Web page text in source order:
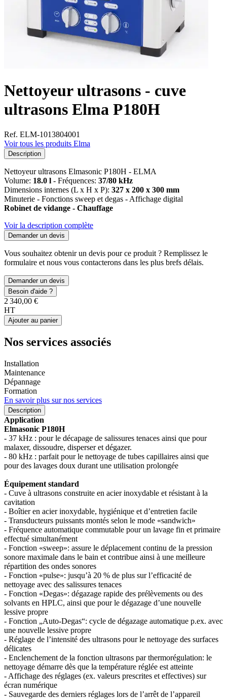
Nettoyeur ultrasons - cuve
ultrasons Elma P180H
Ref. ELM-1013804001
Voir tous les produits Elma
Description
Nettoyeur ultrasons Elmasonic P180H - ELMA
Volume: 18.0 l - Fréquences: 37/80 kHz
Dimensions internes (L x H x P): 327 x 200 x 300 mm
Minuterie - Fonctions sweep et degas - Affichage digital
Robinet de vidange - Chauffage
Voir la description complète
Demander un devis
Vous souhaitez obtenir un devis pour ce produit ? Remplissez le
formulaire et nous vous contacterons dans les plus brefs délais.
Demander un devis
Besoin d'aide ?
2 340,00 €
HT
Ajouter au panier
Nos services associés
Installation
Maintenance
Dépannage
Formation
En savoir plus sur nos services
Description
Application
Elmasonic P180H
- 37 kHz : pour le décapage de salissures tenaces ainsi que pour
malaxer, dissoudre, disperser et dégazer.
- 80 kHz : parfait pour le nettoyage de tubes capillaires ainsi que
pour des lavages doux durant une utilisation prolongée
Équipement standard
- Cuve à ultrasons construite en acier inoxydable et résistant à la
cavitation
- Boîtier en acier inoxydable, hygiénique et d’entretien facile
- Transducteurs puissants montés selon le mode «sandwich»
- Fréquence automatique commutable pour un lavage fin et primaire
effectué simultanément
- Fonction «sweep»: assure le déplacement continu de la pression
sonore maximale dans le bain et contribue ainsi à une meilleure
répartition des ondes sonores
- Fonction «pulse»: jusqu’à 20 % de plus sur l’efficacité de
nettoyage avec des salissures tenaces
- Fonction «Degas»: dégazage rapide des prélèvements ou des
solvants en HPLC, ainsi que pour le dégazage d’une nouvelle
lessive propre
- Fonction „Auto-Degas“: cycle de dégazage automatique p.ex. avec
une nouvelle lessive propre
- Réglage de l’intensité des ultrasons pour le nettoyage des surfaces
délicates
- Enclenchement de la fonction ultrasons par thermorégulation: le
nettoyage démarre dès que la température réglée est atteinte
- Affichage des réglages (ex. valeurs prescrites et effectives) sur
écran numérique
- Sauvegarde des derniers réglages lors de l’arrêt de l’appareil